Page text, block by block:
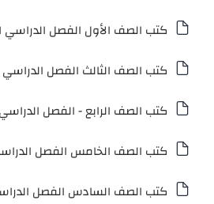
كتب الصف الأول الفصل الدراسي
كتب الصف الثالث الفصل الدراسي
كتب الصف الرابع - الفصل الدراسي
كتب الصف الخامس الفصل
كتب الصف السادس الفصل